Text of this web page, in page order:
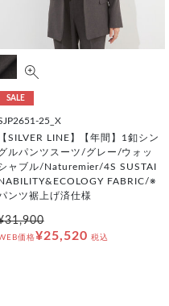
SALE
25_X
【SILVER LINE】【年間】1釦シン
ルパンツスーツ/グレー/ウォッ
ャブル/Naturemier/4S SUSTAI
FABRIC/※
ンツ裾上げ済仕様
価格¥25,520 税込